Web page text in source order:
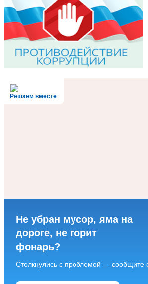
Решаем вместе
Не убран мусор, яма на
дороге, не горит
фонарь?
Столкнулись с проблемой — сообщите